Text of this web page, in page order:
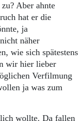
Aber ahnte
hat er die
ja
näher
wie sich spätestens
wir hier lieber
Verfilmung
ja was zum
wollte. Da fallen